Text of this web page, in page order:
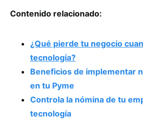
Contenido relacionado:
¿Qué pierde tu negocio
tecnología?
Beneficios de implementar
en tu Pyme
Controla la nómina de tu
tecnología